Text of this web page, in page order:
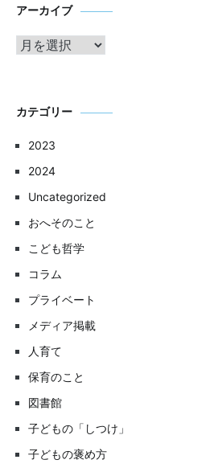
アーカイブア
カテゴリー
2023
2024
Uncategorized
おへそのこと
こども哲学
コラム
プライベート
メディア掲載
人育て
保育のこと
図書館
子どもの「しつけ」
子どもの褒め方